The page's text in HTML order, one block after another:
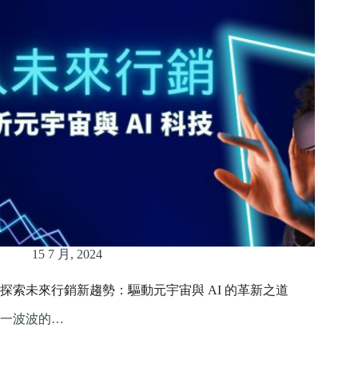
15 7 月, 2024
探索未來行銷新趨勢：驅動元宇宙與 AI 的革新之道
一波波的…